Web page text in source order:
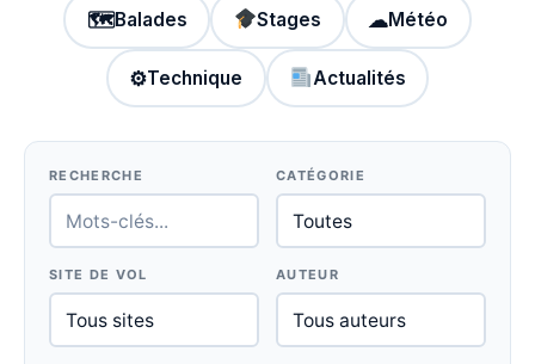
🗺Balades Stages ☁Météo
⚙Technique Actualités
RECHERCHE CATÉGORIE
SITE DE VOL AUTEUR